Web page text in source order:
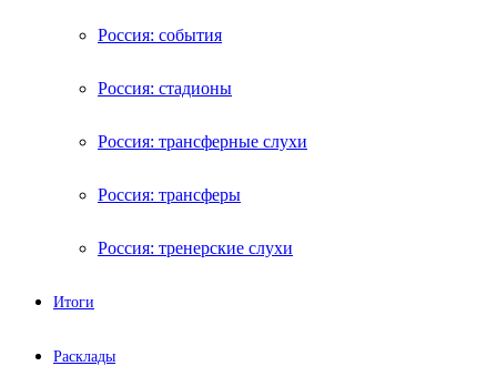
Россия: события
Россия: стадионы
Россия: трансферные слухи
Россия: трансферы
Россия: тренерские слухи
Итоги
Расклады